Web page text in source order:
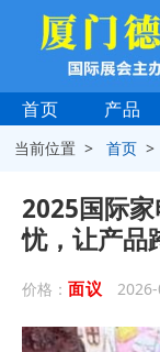
首页 产品
当前位置 >首页 >
2025国际
忧，让产品
价格： 面议